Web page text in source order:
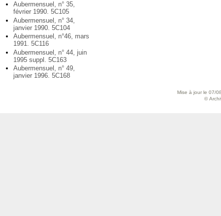
Aubermensuel, n° 35,
février 1990. 5C105
Aubermensuel, n° 34,
janvier 1990. 5C104
Aubermensuel, n°46, mars
1991. 5C116
Aubermensuel, n° 44, juin
1995 suppl. 5C163
Aubermensuel, n° 49,
janvier 1996. 5C168
Mise à jour le 07/
©